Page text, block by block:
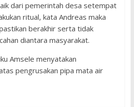
dari pemerintah desa setempat
ritual, kata Andreas maka
berakhir serta tidak
diantara masyarakat.
Amsele menyatakan
pengrusakan pipa mata air